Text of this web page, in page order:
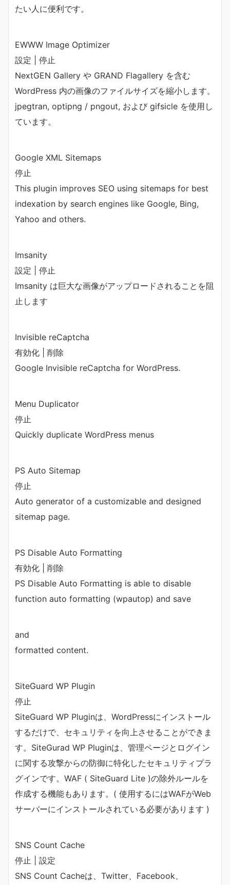
たい人に便利です。
EWWW Image Optimizer
設定 | 停止
NextGEN Gallery や GRAND Flagallery を含む
WordPress 内の画像のファイルサイズを縮小します。
jpegtran, optipng / pngout, および gifsicle を使用し
ています。
Google XML Sitemaps
停止
This plugin improves SEO using sitemaps for best
indexation by search engines like Google, Bing,
Yahoo and others.
Imsanity
設定 | 停止
Imsanity は巨大な画像がアップロードされることを阻
止します
Invisible reCaptcha
有効化 | 削除
Google Invisible reCaptcha for WordPress.
Menu Duplicator
停止
Quickly duplicate WordPress menus
PS Auto Sitemap
停止
Auto generator of a customizable and designed
sitemap page.
PS Disable Auto Formatting
有効化 | 削除
PS Disable Auto Formatting is able to disable
function auto formatting (wpautop) and save
and
formatted content.
SiteGuard WP Plugin
停止
SiteGuard WP Pluginは、WordPressにインストール
するだけで、セキュリティを向上させることができま
す。SiteGurad WP Pluginは、管理ページとログイン
に関する攻撃からの防御に特化したセキュリティプラ
グインです。WAF ( SiteGuard Lite )の除外ルールを
作成する機能もあります。( 使用するにはWAFがWeb
サーバーにインストールされている必要があります )
SNS Count Cache
停止 | 設定
SNS Count Cacheは、Twitter、Facebook、